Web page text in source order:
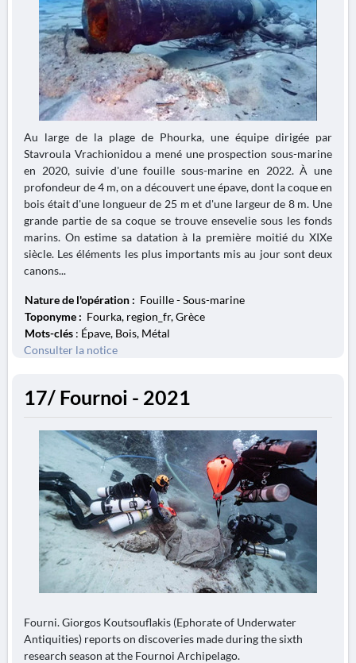
Au large de la plage de Phourka, une équipe dirigée par
Stavroula Vrachionidou a mené une prospection sous-marine
en 2020, suivie d'une fouille sous-marine en 2022. À une
profondeur de 4 m, on a découvert une épave, dont la coque en
bois était d'une longueur de 25 m et d'une largeur de 8 m. Une
grande partie de sa coque se trouve ensevelie sous les fonds
marins. On estime sa datation à la première moitié du XIXe
siècle. Les éléments les plus importants mis au jour sont deux
canons...
Nature de l'opération : Fouille - Sous-marine
Toponyme : Fourka, region_fr, Grèce
Mots-clés : Épave, Bois, Métal
Consulter la notice
17/ Fournoi - 2021
Fourni. Giorgos Koutsouflakis (Ephorate of Underwater
Antiquities) reports on discoveries made during the sixth
research season at the Fournoi Archipelago.